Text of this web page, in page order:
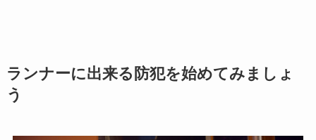
ランナーに出来る防犯を始めてみましょ
う